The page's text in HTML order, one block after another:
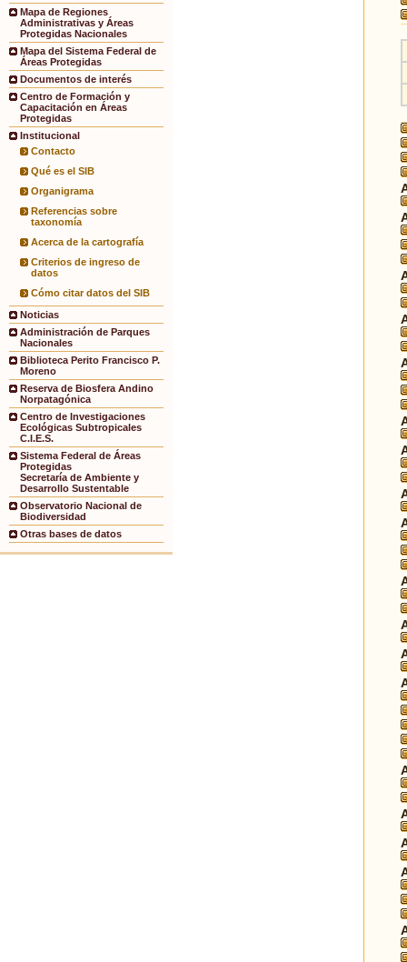
Mapa de Regiones
Administrativas y Áreas
Protegidas Nacionales
Mapa del Sistema Federal de
Áreas Protegidas
Documentos de interés
Centro de Formación y
Capacitación en Áreas
Protegidas
Institucional
Contacto
Qué es el SIB
Organigrama
Referencias sobre
taxonomía
Acerca de la cartografía
Criterios de ingreso de
datos
Cómo citar datos del SIB
Noticias
Administración de Parques
Nacionales
Biblioteca Perito Francisco P.
Moreno
Reserva de Biosfera Andino
Norpatagónica
Centro de Investigaciones
Ecológicas Subtropicales
C.I.E.S.
Sistema Federal de Áreas
Protegidas
Secretaría de Ambiente y
Desarrollo Sustentable
Observatorio Nacional de
Biodiversidad
Otras bases de datos